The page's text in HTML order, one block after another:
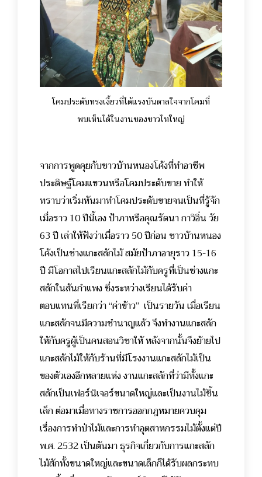
โคมประดับทรงเงี้ยวที่ได้แรงบันดาลใจจากโคมที่
พบเห็นได้ในงานของขาวไทใหญ่
จากการพูดคุยกับชาวบ้านหนองโค้งที่ทำอาชีพ
ประดิษฐ์โคมแขวนหรือโคมประดับขาย ทำให้
ทราบว่าเริ่มหันมาทำโคมประดับขายจนเป็นที่รู้จัก
เมื่อราว 10 ปีนี้เอง ป้าภาหรือคุณรัตนา กาวิอิ่น วัย
63 ปี เล่าให้ฟังว่าเมื่อราว 50 ปีก่อน ชาวบ้านหนอง
โค้งเป็นช่างแกะสลักไม้ สมัยป้าภาอายุราว 15-16
ปี มีโอกาสไปเรียนแกะสลักไม้กับครูที่เป็นช่างแกะ
สลักในสันกำแพง ซึ่งระหว่างเรียนได้รับค่า
ตอบแทนที่เรียกว่า “ค่าข้าว” เป็นรายวัน เมื่อเรียน
แกะสลักจนมีความชำนาญแล้ว จึงทำงานแกะสลัก
ให้กับครูผู้เป็นคนสอนวิชาให้ หลังจากนั้นจึงย้ายไป
แกะสลักไม้ให้กับร้านที่มีโรงงานแกะสลักไม้เป็น
ของตัวเองอีกหลายแห่ง งานแกะสลักที่ว่ามีทั้งแกะ
สลักเป็นเฟอร์นิเจอร์ขนาดใหญ่และเป็นงานไม้ชิ้น
เล็ก ต่อมาเมื่อทางราชการออกกฎหมายควบคุม
เรื่องการทำป่าไม้และการทำอุตสาหกรรมไม้ตั้งแต่ปี
พ.ศ. 2532 เป็นต้นมา ธุรกิจเกี่ยวกับการแกะสลัก
ไม้สักทั้งขนาดใหญ่และขนาดเล็กก็ได้รับผลกระทบ